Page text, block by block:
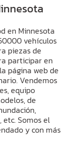
en Minnesota
vehículos
piezas de
participar en
página web de
Vendemos
equipo
de
etc. Somos el
y con más